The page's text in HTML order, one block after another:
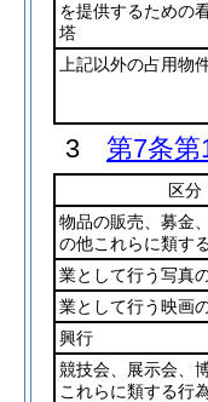
を提供するための
塔
上記以外の占用物
3 第7条第
区分
物品の販売、募金
の他これらに類す
業として行う写真
業として行う映画
興行
競技会、展示会、
これらに類する行